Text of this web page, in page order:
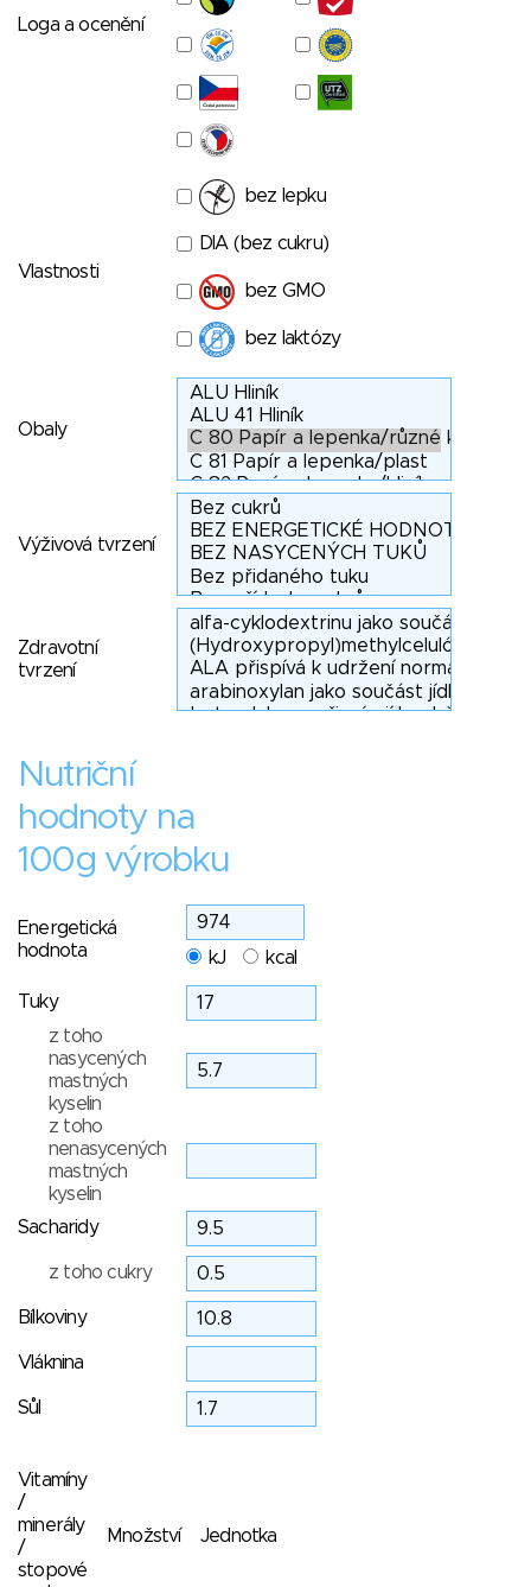
Loga a ocenění
Vlastnosti
bez lepku
DIA (bez cukru)
bez GMO
bez laktózy
Obaly
Výživová tvrzení
Zdravotní
tvrzení
Nutriční
hodnoty na
100g výrobku
Energetická
hodnota
kJ kcal
Tuky
z toho
nasycených
mastných
kyselin
z toho
nenasycených
mastných
kyselin
Sacharidy
z toho cukry
Bílkoviny
Vláknina
Sůl
Vitamíny
/
minerály
/
stopové
Množství Jednotka